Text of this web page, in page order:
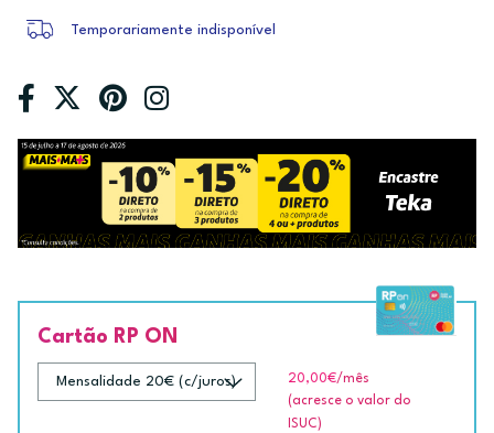
Temporariamente indisponível
Cartão RP ON
20,00€/mês
(acresce o valor do
ISUC)